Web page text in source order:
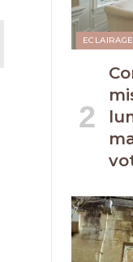
ECLAIRAGE